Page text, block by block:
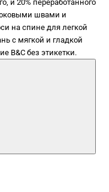
и 20% переработанного
швами и
на спине для легкой
с мягкой и гладкой
B&C без этикетки.